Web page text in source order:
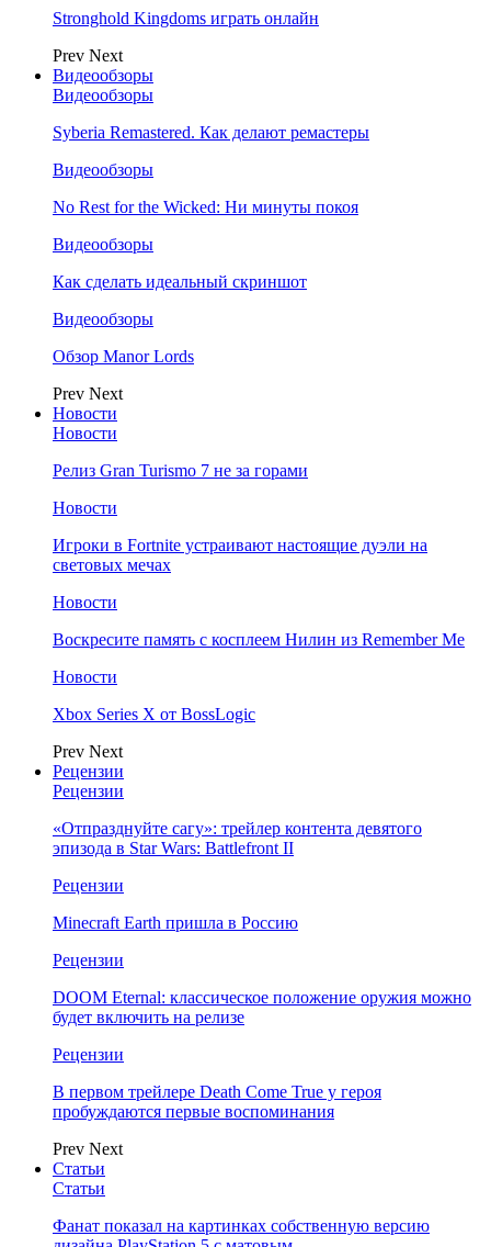
Stronghold Kingdoms играть онлайн
Prev Next
Видеообзоры
Видеообзоры
Syberia Remastered. Как делают ремастеры
Видеообзоры
No Rest for the Wicked: Ни минуты покоя
Видеообзоры
Как сделать идеальный скриншот
Видеообзоры
Обзор Manor Lords
Prev Next
Новости
Новости
Релиз Gran Turismo 7 не за горами
Новости
Игроки в Fortnite устраивают настоящие дуэли на
световых мечах
Новости
Воскресите память с косплеем Нилин из Remember Me
Новости
Xbox Series X от BossLogic
Prev Next
Рецензии
Рецензии
«Отпразднуйте сагу»: трейлер контента девятого
эпизода в Star Wars: Battlefront II
Рецензии
Minecraft Earth пришла в Россию
Рецензии
DOOM Eternal: классическое положение оружия можно
будет включить на релизе
Рецензии
В первом трейлере Death Come True у героя
пробуждаются первые воспоминания
Prev Next
Статьи
Статьи
Фанат показал на картинках собственную версию